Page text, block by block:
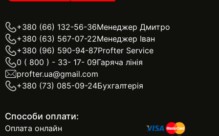
+380 (66) 132-56-36Менеджер Дмитро
+380 (63) 567-07-22Менеджер Іван
+380 (96) 590-94-87Profter Service
0 ( 800 ) - 33- 17- 09Гаряча лінія
profter.ua@gmail.com
+380 (73) 085-09-24Бухгалтерія
Способи оплати:
Оплата онлайн